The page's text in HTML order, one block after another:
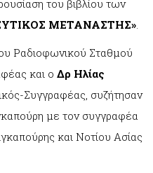
του βιβλίου των
ΜΕΤΑΝΑΣΤΗΣ».
Ραδιοφωνικού Σταθμού
και ο Δρ Ηλίας
Συγγραφέας, συζήτησαν
με τον συγγραφέα
και Νοτίου Ασίας